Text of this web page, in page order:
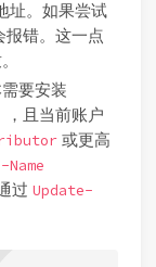
址。如果尝试
报错。这一点
要安装
且当前账户
或更高
过 Update-